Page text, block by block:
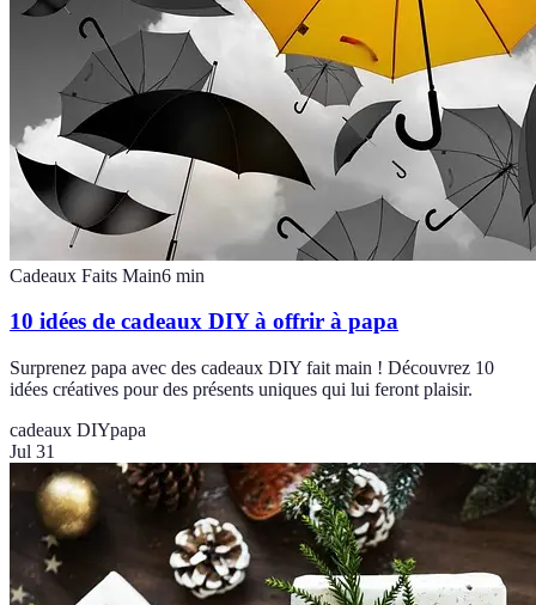
Cadeaux Faits Main6 min
10 idées de cadeaux DIY à offrir à papa
Surprenez papa avec des cadeaux DIY fait main ! Découvrez 10
idées créatives pour des présents uniques qui lui feront plaisir.
cadeaux DIYpapa
Jul 31